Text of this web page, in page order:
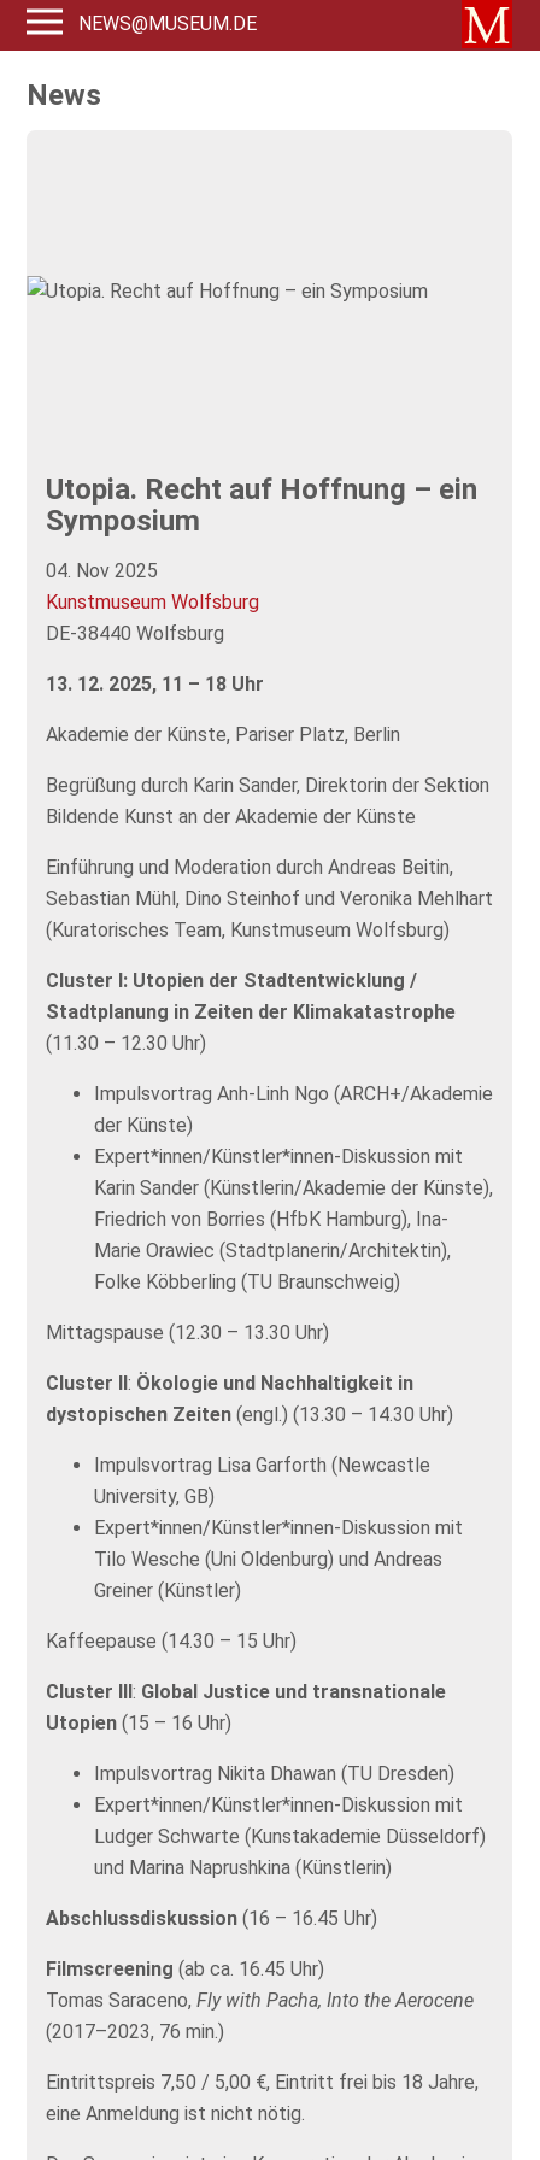
NEWS@MUSEUM.DE
News
Utopia. Recht auf Hoffnung – ein
Symposium
04. Nov 2025
Kunstmuseum Wolfsburg
DE-38440 Wolfsburg
13. 12. 2025, 11 – 18 Uhr
Akademie der Künste, Pariser Platz, Berlin
Begrüßung durch Karin Sander, Direktorin der Sektion
Bildende Kunst an der Akademie der Künste
Einführung und Moderation durch Andreas Beitin,
Sebastian Mühl, Dino Steinhof und Veronika Mehlhart
(Kuratorisches Team, Kunstmuseum Wolfsburg)
Cluster I: Utopien der Stadtentwicklung /
Stadtplanung in Zeiten der Klimakatastrophe
(11.30 – 12.30 Uhr)
Impulsvortrag Anh-Linh Ngo (ARCH+/Akademie
der Künste)
Expert*innen/Künstler*innen-Diskussion mit
Karin Sander (Künstlerin/Akademie der Künste),
Friedrich von Borries (HfbK Hamburg), Ina-
Marie Orawiec (Stadtplanerin/Architektin),
Folke Köbberling (TU Braunschweig)
Mittagspause (12.30 – 13.30 Uhr)
Cluster II: Ökologie und Nachhaltigkeit in
dystopischen Zeiten(engl.) (13.30 – 14.30 Uhr)
Impulsvortrag Lisa Garforth (Newcastle
University, GB)
Expert*innen/Künstler*innen-Diskussion mit
Tilo Wesche (Uni Oldenburg) und Andreas
Greiner (Künstler)
Kaffeepause (14.30 – 15 Uhr)
Cluster III: Global Justice und transnationale
Utopien (15 – 16 Uhr)
Impulsvortrag Nikita Dhawan (TU Dresden)
Expert*innen/Künstler*innen-Diskussion mit
Ludger Schwarte (Kunstakademie Düsseldorf)
und Marina Naprushkina (Künstlerin)
Abschlussdiskussion(16 – 16.45 Uhr)
Filmscreening (ab ca. 16.45 Uhr)
Tomas Saraceno,Fly with Pacha, Into the Aerocene
(2017–2023, 76 min.)
Eintrittspreis 7,50 / 5,00 €, Eintritt frei bis 18 Jahre,
eine Anmeldung ist nicht nötig.